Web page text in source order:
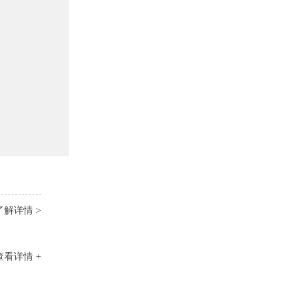
解详情 >
看详情 +